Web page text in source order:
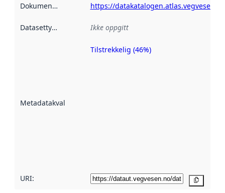
Dokumentasjon https://
Datasettype Ikke oppgitt
Metadatakvalitet
Metadatakvalitet
Tilstrekkelig (46%)
URI: